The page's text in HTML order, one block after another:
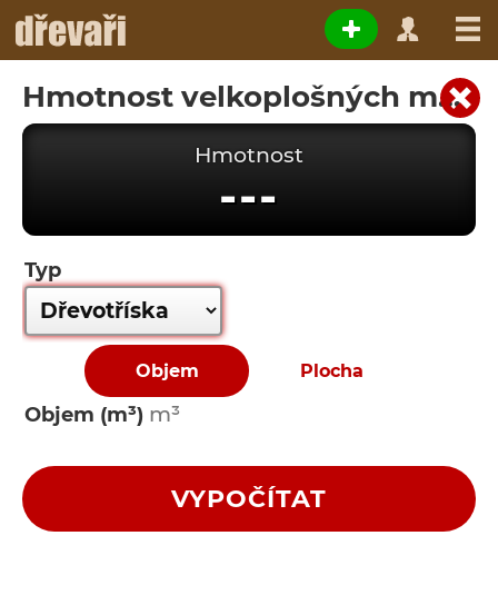
Hmotnost velkoplošných materiálů
Hmotnost
---
Typ
Objem Plocha
Objem (m³)
VYPOČÍTAT